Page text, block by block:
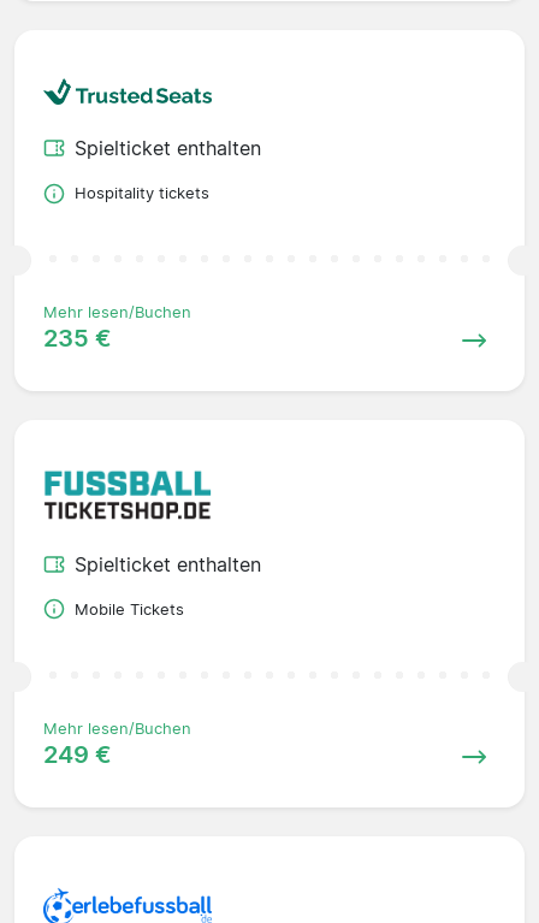
Spielticket enthalten
Hospitality tickets
Mehr lesen/Buchen
235 €
Spielticket enthalten
Mobile Tickets
Mehr lesen/Buchen
249 €